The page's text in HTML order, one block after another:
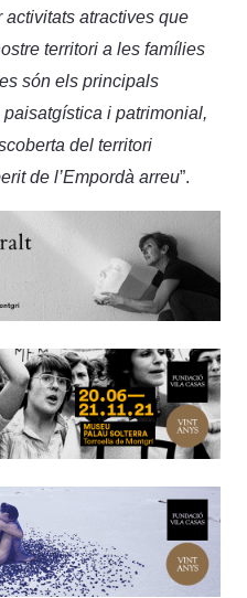
atractives que
territori a les famílies
són els principals
i patrimonial,
del territori
de l’Empordà arreu”.